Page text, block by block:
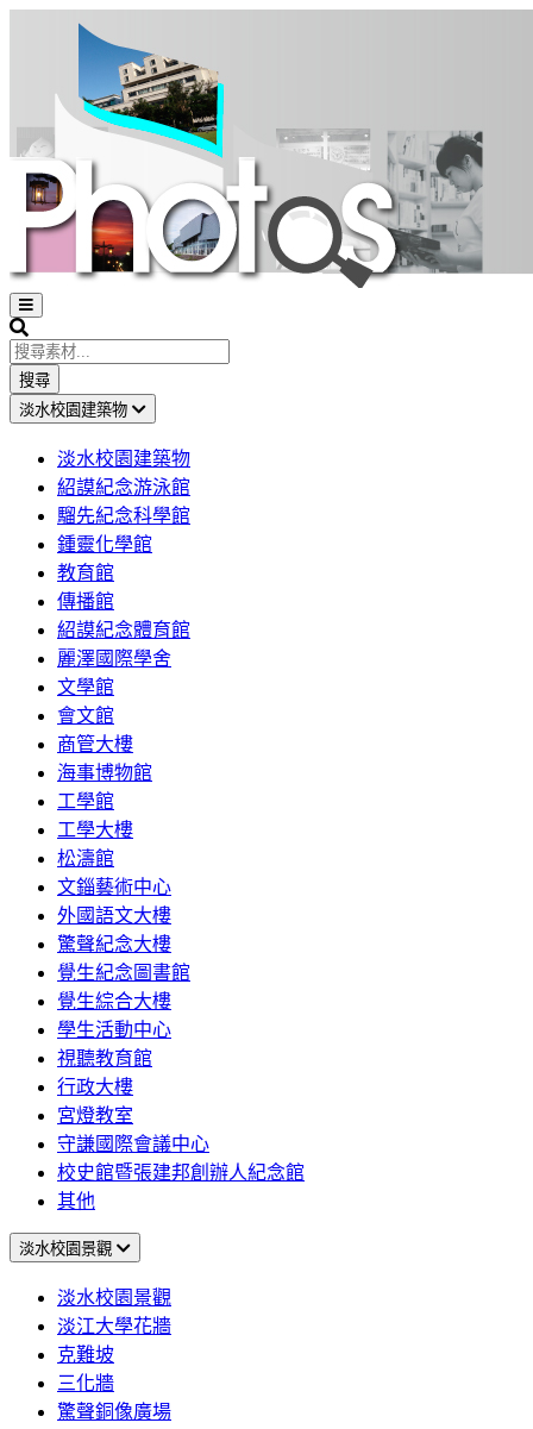
Open
sidebar
Search
搜尋
淡水校園建築物
淡水校園建築物
紹謨紀念游泳館
騮先紀念科學館
鍾靈化學館
教育館
傳播館
紹謨紀念體育館
麗澤國際學舍
文學館
會文館
商管大樓
海事博物館
工學館
工學大樓
松濤館
文錙藝術中心
外國語文大樓
驚聲紀念大樓
覺生紀念圖書館
覺生綜合大樓
學生活動中心
視聽教育館
行政大樓
宮燈教室
守謙國際會議中心
校史館暨張建邦創辦人紀念館
其他
淡水校園景觀
淡水校園景觀
淡江大學花牆
克難坡
三化牆
驚聲銅像廣場